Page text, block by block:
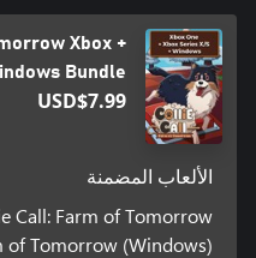
Xbox +
Bundle
USD$7.99
الألعاب المضمنة
Call: Farm of Tomorrow
of Tomorrow (Windows)